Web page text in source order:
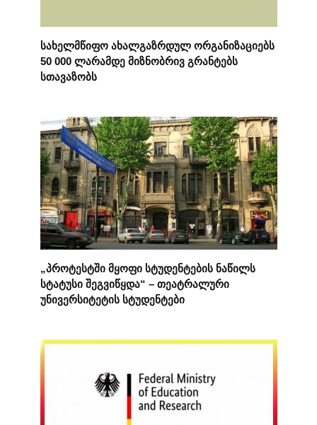
სახელმწიფო ახალგაზრდულ ორგანიზაციებს
50 000 ლარამდე მიზნობრივ გრანტებს
სთავაზობს
„პროტესტში მყოფი სტუდენტების ნაწილს
სტატუსი შეგვიწყდა“ – თეატრალური
უნივერსიტეტის სტუდენტები